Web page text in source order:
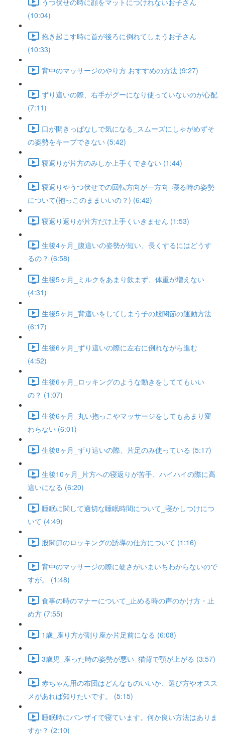
(10:04)
抱き起こす時に首が後ろに倒れてしまうお子さん
(10:33)
背中のマッサージのやり方 おすすめの方法 (9:27)
ずり這いの際、右手がグーになり使っていないのが心配
(7:11)
口が開きっぱなしで気になる_スムーズにしゃがめずそ
の姿勢をキープできない (5:42)
寝返りが片方のみしか上手くできない (1:44)
寝返りやうつ伏せでの回転方向が一方向_寝る時の姿勢
について(抱っこのままいいの？) (6:42)
寝返り返りが片方だけ上手くいきません (1:53)
生後4ヶ月_腹這いの姿勢が短い、長くするにはどうす
るの？ (6:58)
生後5ヶ月_ミルクをあまり飲まず、体重が増えない
(4:31)
生後5ヶ月_背這いをしてしまう子の股関節の運動方法
(6:17)
生後6ヶ月_ずり這いの際に左右に倒れながら進む
(4:52)
生後6ヶ月_ロッキングのような動きをしててもいい
の？ (1:07)
生後6ヶ月_丸い抱っこやマッサージをしてもあまり変
わらない (6:01)
生後8ヶ月_ずり這いの際、片足のみ使っている (5:17)
生後10ヶ月_片方への寝返りが苦手、ハイハイの際に高
這いになる (6:20)
睡眠に関して適切な睡眠時間について_寝かしつけにつ
いて (4:49)
股関節のロッキングの誘導の仕方について (1:16)
背中のマッサージの際に硬さがいまいちわからないので
すが。 (1:48)
食事の時のマナーについて_止める時の声のかけ方・止
め方 (7:55)
1歳_座り方が割り座か片足前になる (6:08)
3歳児_座った時の姿勢が悪い_猫背で顎が上がる (3:57)
赤ちゃん用の布団はどんなものいいか、選び方やオスス
メがあれば知りたいです。 (5:15)
睡眠時にバンザイで寝ています。何か良い方法はありま
すか？ (2:10)